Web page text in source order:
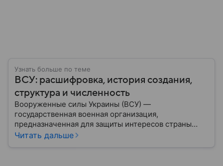
Узнать больше по теме
ВСУ: расшифровка, история создания,
структура и численность
Вооруженные силы Украины (ВСУ) —
государственная военная организация,
предназначенная для защиты интересов страны
военным путем. Была создана после
Читать дальше